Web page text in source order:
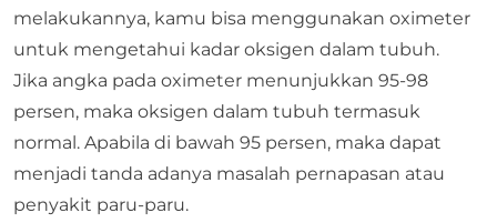
melakukannya, kamu bisa menggunakan oximeter
untuk mengetahui kadar oksigen dalam tubuh.
Jika angka pada oximeter menunjukkan 95-98
persen, maka oksigen dalam tubuh termasuk
normal. Apabila di bawah 95 persen, maka dapat
menjadi tanda adanya masalah pernapasan atau
penyakit paru-paru.